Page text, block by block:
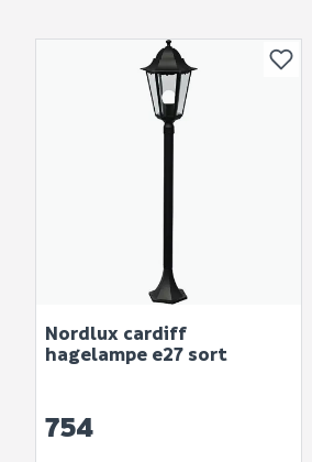
Nordlux cardiff
hagelampe e27 sort
754